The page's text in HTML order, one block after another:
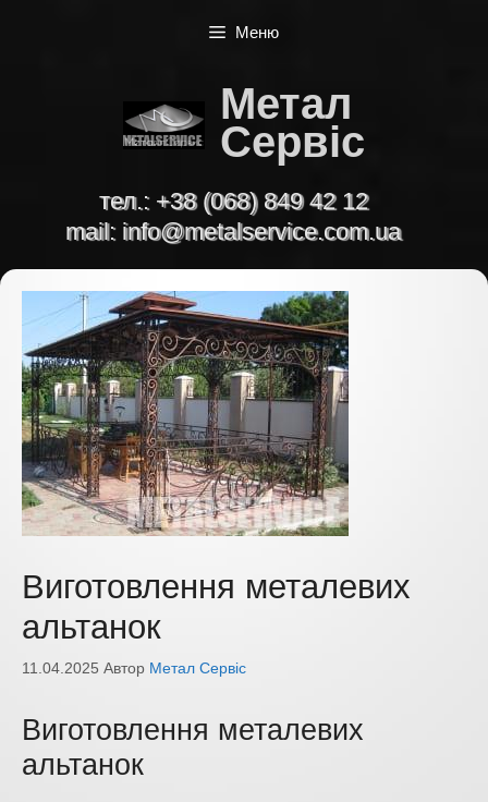
Меню
Метал
Сервіс
тел.: +38 (068) 849 42 12
mail: info@metalservice.com.ua
Виготовлення металевих
альтанок
11.04.2025 Автор Метал Сервіс
Виготовлення металевих
альтанок